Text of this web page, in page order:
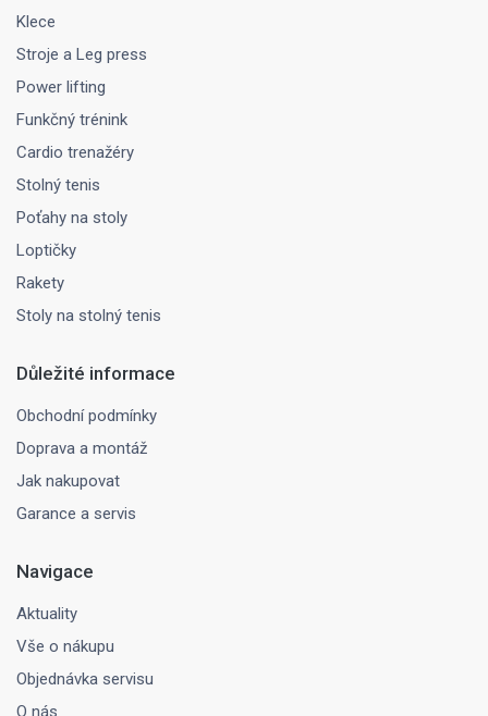
Klece
Stroje a Leg press
Power lifting
Funkčný trénink
Cardio trenažéry
Stolný tenis
Poťahy na stoly
Loptičky
Rakety
Stoly na stolný tenis
Důležité informace
Obchodní podmínky
Doprava a montáž
Jak nakupovat
Garance a servis
Navigace
Aktuality
Vše o nákupu
Objednávka servisu
O nás